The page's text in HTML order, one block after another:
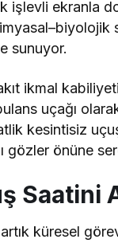
işlevli ekranla
sunuyor.
ikmal
uçağı
kesintisiz
gözler önüne
Saatini
küresel